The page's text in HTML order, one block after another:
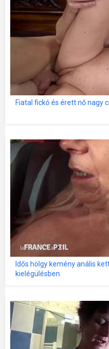
Fiatal fickó és érett nő nagy
Idős hölgy kemény anális
kielégülésben